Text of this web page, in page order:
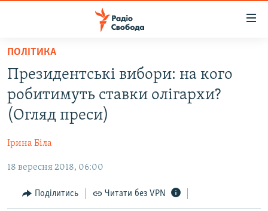
Перейти
основного
матеріалу
Перейти
до
основної
навігації
Перейти
пошуку
ВСЕ ЗА ДОБУ
СТАТТІ
СУСПІЛЬСТВО
КУЛЬТУРА
РОСІЙСЬКА «ФІЛЬТРАЦІЯ»
ДОНБАС.РЕАЛІЇ
КРИМ.РЕАЛІЇ
ПОЛІТИКА
Президентські вибори: на кого
робитимуть ставки олігархи?
(Огляд преси)
Ірина Біла
18 вересня 2018, 06:00
Поділитись Читати без VPN